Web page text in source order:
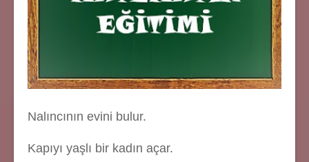
Nalıncının evini bulur.
Kapıyı yaşlı bir kadın açar.